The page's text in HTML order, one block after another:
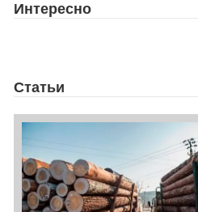
Интересно
Статьи